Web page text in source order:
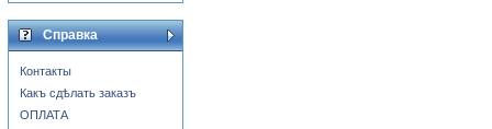
Справка
Контакты
Какъ сдѣлать заказъ
ОПЛАТА